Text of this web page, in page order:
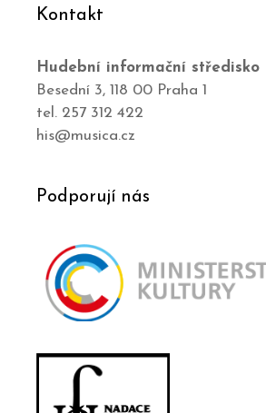
Kontakt
Hudební informační středisko
Besední 3, 118 00 Praha 1
tel. 257 312 422
his@musica.cz
Podporují nás